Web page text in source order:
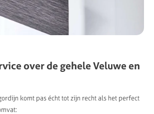
over de gehele Veluwe en
komt pas écht tot zijn recht als het perfect